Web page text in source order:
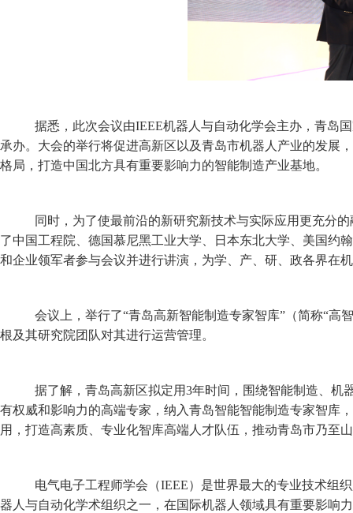
据悉，此次会议由IEEE机器人与自动化学会主办，青岛
承办。大会的举行将促进高新区以及青岛市机器人产业的发展
格局，打造中国北方具有重要影响力的智能制造产业基地。
同时，为了使最前沿的新研究新技术与实际应用更充分
了中国工程院、德国慕尼黑工业大学、日本东北大学、美国约
和企业领军者参与会议并进行讲演，为学、产、研、政各界在
会议上，举行了“青岛高新智能制造专家智库”（简称“高
根及其研究院团队对其进行运营管理。
据了解，青岛高新区拟定用3年时间，围绕智能制造、机
有权威和影响力的高端专家，纳入青岛智能智能制造专家智库
用，打造高素质、专业化智库高端人才队伍，推动青岛市乃至
电气电子工程师学会（IEEE）是世界最大的专业技术组
器人与自动化学术组织之一，在国际机器人领域具有重要影响